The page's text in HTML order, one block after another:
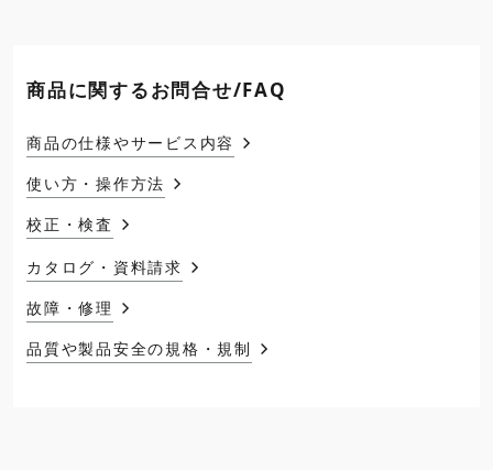
商品に関するお問合せ/FAQ
商品の仕様やサービス内容
使い方・操作方法
校正・検査
カタログ・資料請求
故障・修理
品質や製品安全の規格・規制